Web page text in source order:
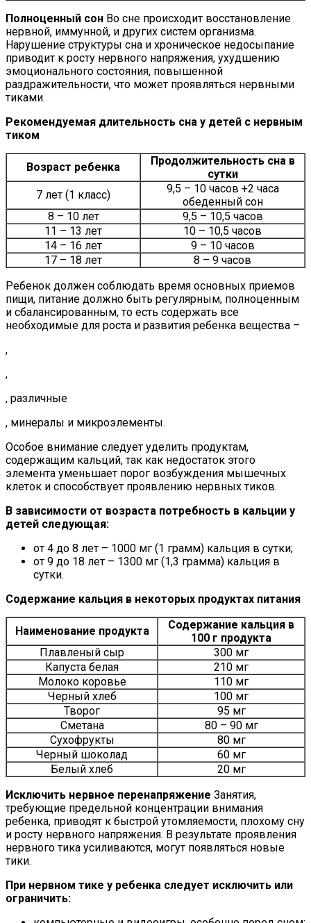
Полноценный сон Во сне происходит восстановление
нервной, иммунной, и других систем организма.
Нарушение структуры сна и хроническое недосыпание
приводит к росту нервного напряжения, ухудшению
эмоционального состояния, повышенной
раздражительности, что может проявляться нервными
тиками.
Рекомендуемая длительность сна у детей с нервным
тиком
Возраст ребенка
Продолжительность сна в
сутки
7 лет (1 класс)
9,5 – 10 часов +2 часа
обеденный сон
8 – 10 лет
9,5 – 10,5 часов
11 – 13 лет
10 – 10,5 часов
14 – 16 лет
9 – 10 часов
17 – 18 лет
8 – 9 часов
Ребенок должен соблюдать время основных приемов
пищи, питание должно быть регулярным, полноценным
и сбалансированным, то есть содержать все
необходимые для роста и развития ребенка вещества –
,
,
, различные
, минералы и микроэлементы.
Особое внимание следует уделить продуктам,
содержащим кальций, так как недостаток этого
элемента уменьшает порог возбуждения мышечных
клеток и способствует проявлению нервных тиков.
В зависимости от возраста потребность в кальции у
детей следующая:
от 4 до 8 лет – 1000 мг (1 грамм) кальция в сутки;
от 9 до 18 лет – 1300 мг (1,3 грамма) кальция в
сутки.
Содержание кальция в некоторых продуктах питания
Наименование продукта
Содержание кальция в
100 г продукта
Плавленый сыр
300 мг
Капуста белая
210 мг
Молоко коровье
110 мг
Черный хлеб
100 мг
Творог
95 мг
Сметана
80 – 90 мг
Сухофрукты
80 мг
Черный шоколад
60 мг
Белый хлеб
20 мг
Исключить нервное перенапряжение Занятия,
требующие предельной концентрации внимания
ребенка, приводят к быстрой утомляемости, плохому сну
и росту нервного напряжения. В результате проявления
нервного тика усиливаются, могут появляться новые
тики.
При нервном тике у ребенка следует исключить или
ограничить: